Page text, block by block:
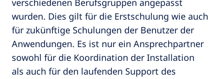
verschiedenen Berufsgruppen angepasst
wurden. Dies gilt für die Erstschulung wie auch
für zukünftige Schulungen der Benutzer der
Anwendungen. Es ist nur ein Ansprechpartner
sowohl für die Koordination der Installation
als auch für den laufenden Support des